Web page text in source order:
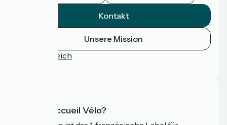
Kontakt
Unsere Mission
Pressebereich
Was ist Accueil Vélo?